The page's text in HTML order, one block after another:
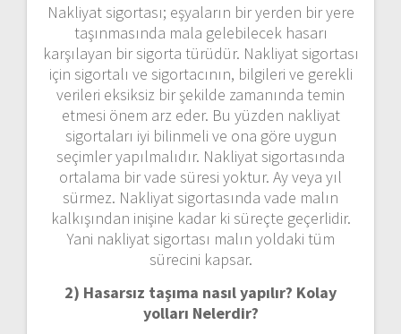
Nakliyat sigortası; eşyaların bir yerden bir yere
taşınmasında mala gelebilecek hasarı
karşılayan bir sigorta türüdür. Nakliyat sigortası
için sigortalı ve sigortacının, bilgileri ve gerekli
verileri eksiksiz bir şekilde zamanında temin
etmesi önem arz eder. Bu yüzden nakliyat
sigortaları iyi bilinmeli ve ona göre uygun
seçimler yapılmalıdır. Nakliyat sigortasında
ortalama bir vade süresi yoktur. Ay veya yıl
sürmez. Nakliyat sigortasında vade malın
kalkışından inişine kadar ki süreçte geçerlidir.
Yani nakliyat sigortası malın yoldaki tüm
sürecini kapsar.
2) Hasarsız taşıma nasıl yapılır? Kolay
yolları Nelerdir?